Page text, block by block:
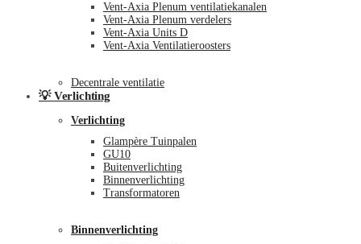
Vent-Axia Plenum ventilatiekanalen
Vent-Axia Plenum verdelers
Vent-Axia Units D
Vent-Axia Ventilatieroosters
Decentrale ventilatie
💡 Verlichting
Verlichting
Glampère Tuinpalen
GU10
Buitenverlichting
Binnenverlichting
Transformatoren
Binnenverlichting